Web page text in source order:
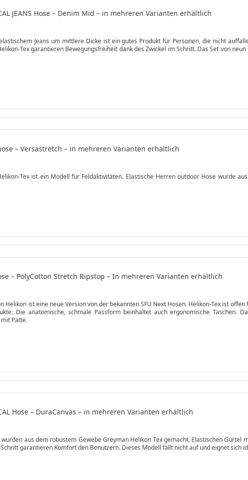
JEANS Hose – Denim Mid – in mehreren Varianten erhältlich
Jeans um mittlere Dicke ist ein gutes Produkt für Personen, die nicht
das Tragen von brauchbarer
– Versastretch – in mehreren Varianten erhältlich
Tex ist ein Modell für Feldaktivitäten. Elastische Herren outdoor Hose wurde
– PolyCotton Stretch Ripstop – In mehreren Varianten erhältlich
Helikon ist eine neue Version von der bekannten SFU Next Hosen. Helikon-Tex ist
Die anatomische, schmale Passform beinhaltet auch ergonomische Taschen.
Patte.
Hose – DuraCanvas – in mehreren Varianten erhältlich
aus dem robustem Gewebe Greyman Helikon Tex gemacht. Elastischen Gürtel
Schritt garantieren Komfort den Benutzern. Dieses Modell fällt nicht auf und eignet sich